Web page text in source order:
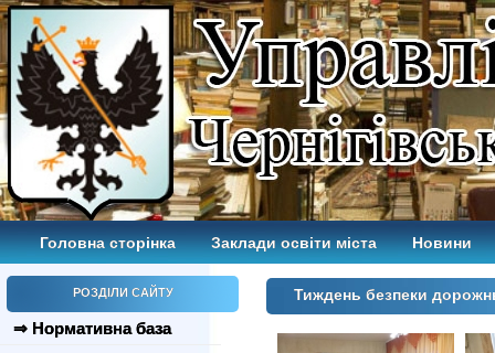
Головна сторінка Заклади освіти міста Новини
РОЗДІЛИ САЙТУ
⇒ Нормативна база
Тиждень безпеки